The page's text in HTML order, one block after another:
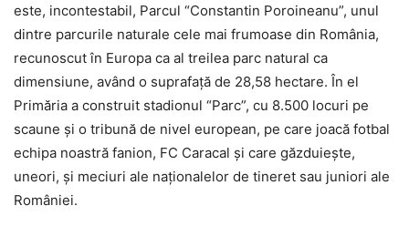
este, incontestabil, Parcul “Constantin Poroineanu”, unul
dintre parcurile naturale cele mai frumoase din România,
recunoscut în Europa ca al treilea parc natural ca
dimensiune, având o suprafaţă de 28,58 hectare. În el
Primăria a construit stadionul “Parc”, cu 8.500 locuri pe
scaune şi o tribună de nivel european, pe care joacă fotbal
echipa noastră fanion, FC Caracal şi care găzduieşte,
uneori, şi meciuri ale naţionalelor de tineret sau juniori ale
României.